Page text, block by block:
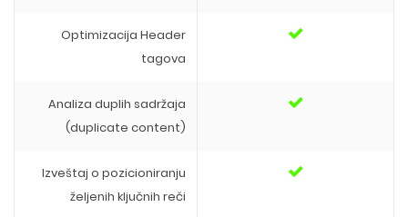
Optimizacija Header
tagova
Analiza duplih sadržaja
(duplicate content)
Izveštaj o pozicioniranju
željenih ključnih reči